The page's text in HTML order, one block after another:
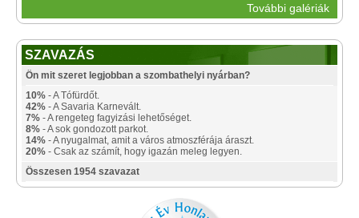
További galériák
SZAVAZÁS
Ön mit szeret legjobban a szombathelyi nyárban?
10% - A Tófürdőt.
42% - A Savaria Karnevált.
7% - A rengeteg fagyizási lehetőséget.
8% - A sok gondozott parkot.
14% - A nyugalmat, amit a város atmoszférája áraszt.
20% - Csak az számít, hogy igazán meleg legyen.
Összesen 1954 szavazat